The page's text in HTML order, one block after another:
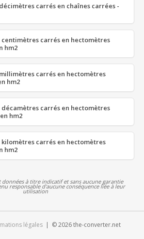
carrés en chaînes carrées -
centimètres carrés en hectomètres
hm2
carrés en hectomètres
hm2
décamètres carrés en hectomètres
hm2
kilomètres carrés en hectomètres
hm2
données à titre indicatif et sans aucune garantie
responsable d'aucune conséquence liée à leur
utilisation
légales | © 2026 the-converter.net